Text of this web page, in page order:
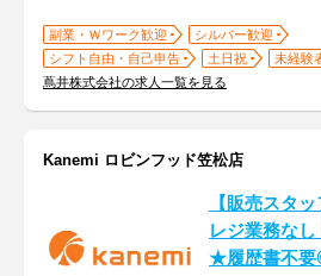
副業・Ｗワーク歓迎
シルバー歓迎
シフト自由・自己申告
土日祝
未経験
蔦井株式会社の求人一覧を見る
Kanemi ロビンフッド笠松店
【販売スタ
レジ業務な
★履歴書不要